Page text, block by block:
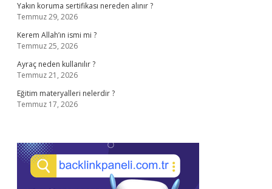
Yakın koruma sertifikası nereden alınır ?
Temmuz 29, 2026
Kerem Allah’ın ismi mi ?
Temmuz 25, 2026
Ayraç neden kullanılır ?
Temmuz 21, 2026
Eğitim materyalleri nelerdir ?
Temmuz 17, 2026